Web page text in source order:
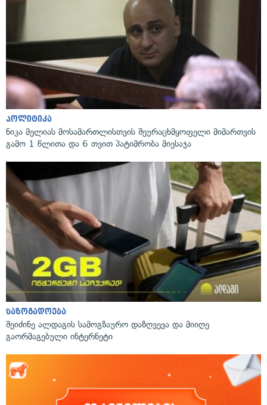
პოლიტიკა
ნიკა მელიას მოსამართლისთვის შეურაცხმყოფელი მიმართვის
გამო 1 წლითა და 6 თვით პატიმრობა მიესაჯა
საზოგადოება
შეიძინე ალდაგის სამოგზაურო დაზღვევა და მიიღე
გაორმაგებული ინტერნეტი